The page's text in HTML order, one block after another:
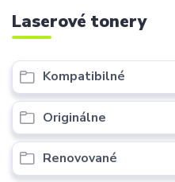
Laserové tonery
Kompatibilné
Originálne
Renovované